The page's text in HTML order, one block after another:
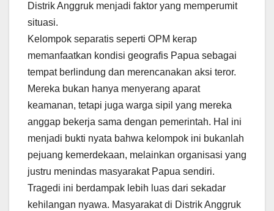
Distrik Anggruk menjadi faktor yang memperumit
situasi.
Kelompok separatis seperti OPM kerap
memanfaatkan kondisi geografis Papua sebagai
tempat berlindung dan merencanakan aksi teror.
Mereka bukan hanya menyerang aparat
keamanan, tetapi juga warga sipil yang mereka
anggap bekerja sama dengan pemerintah. Hal ini
menjadi bukti nyata bahwa kelompok ini bukanlah
pejuang kemerdekaan, melainkan organisasi yang
justru menindas masyarakat Papua sendiri.
Tragedi ini berdampak lebih luas dari sekadar
kehilangan nyawa. Masyarakat di Distrik Anggruk